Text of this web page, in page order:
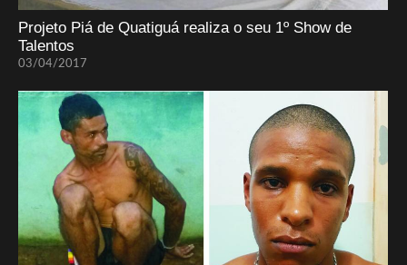
Projeto Piá de Quatiguá realiza o seu 1º Show de
Talentos
03/04/2017